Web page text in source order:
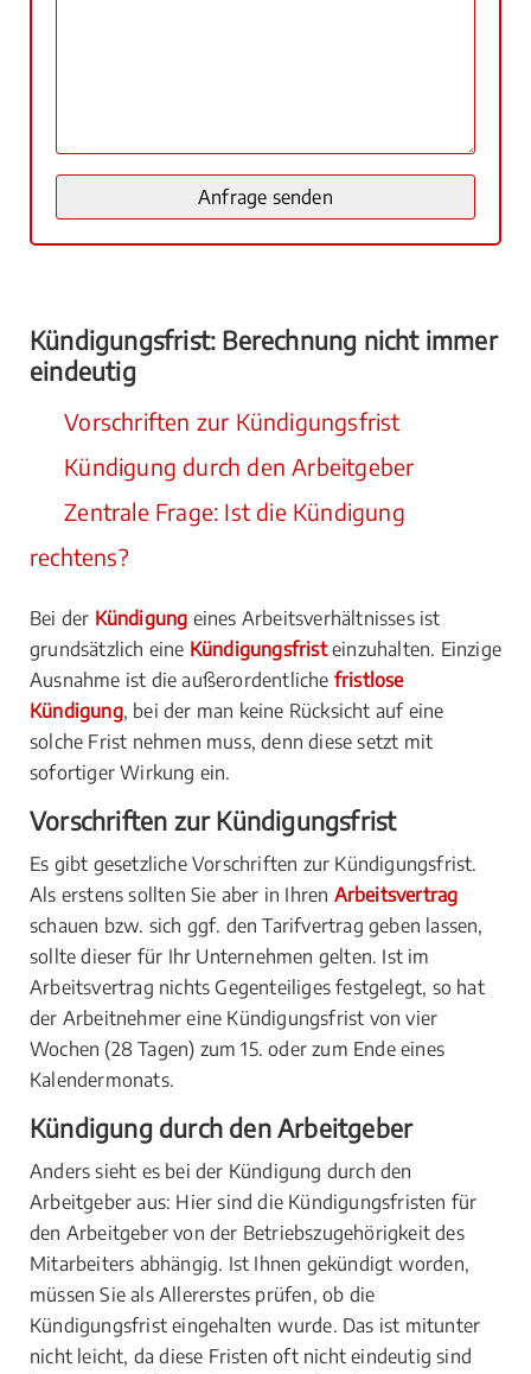
Kündigungsfrist: Berechnung nicht immer
eindeutig
Vorschriften zur Kündigungsfrist
Kündigung durch den Arbeitgeber
Zentrale Frage: Ist die Kündigung
rechtens?
Bei der Kündigung eines Arbeitsverhältnisses ist
grundsätzlich eine Kündigungsfristeinzuhalten. Einzige
Ausnahme ist die außerordentliche fristlose
Kündigung, bei der man keine Rücksicht auf eine
solche Frist nehmen muss, denn diese setzt mit
sofortiger Wirkung ein.
Vorschriften zur Kündigungsfrist
Es gibt gesetzliche Vorschriften zur Kündigungsfrist.
Als erstens sollten Sie aber in Ihren Arbeitsvertrag
schauen bzw. sich ggf. den Tarifvertrag geben lassen,
sollte dieser für Ihr Unternehmen gelten. Ist im
Arbeitsvertrag nichts Gegenteiliges festgelegt, so hat
der Arbeitnehmer eine Kündigungsfrist von vier
Wochen (28 Tagen) zum 15. oder zum Ende eines
Kalendermonats.
Kündigung durch den Arbeitgeber
Anders sieht es bei der Kündigung durch den
Arbeitgeber aus: Hier sind die Kündigungsfristen für
den Arbeitgeber von der Betriebszugehörigkeit des
Mitarbeiters abhängig. Ist Ihnen gekündigt worden,
müssen Sie als Allererstes prüfen, ob die
Kündigungsfrist eingehalten wurde. Das ist mitunter
nicht leicht, da diese Fristen oft nicht eindeutig sind